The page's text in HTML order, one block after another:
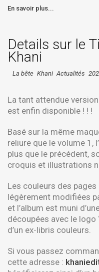
En savoir plus...
Details sur le
Khani
La bête Khani Actualités
La tant attendue version
est enfin disponible ! ! !
Basé sur la même
reliure que le volume 1,
plus que le précédent,
croquis et illustrations
Les couleurs des
légèrement modifiées
et l’album est muni
découpées avec le logo
d’un ex-libris couleurs.
Si vous passez
cette adresse :